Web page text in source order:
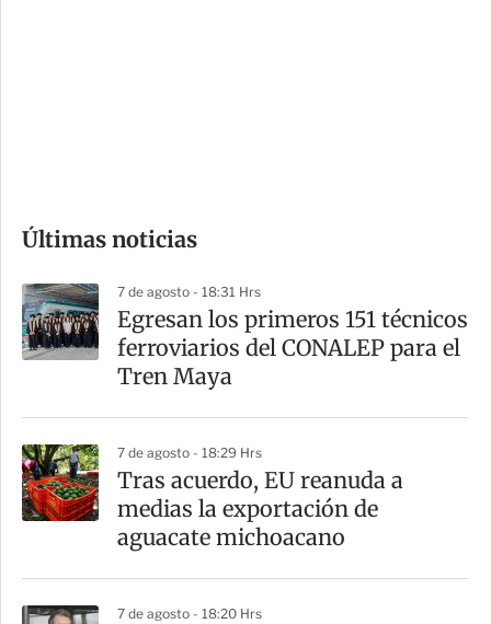
m
a
r
t
Últimas noticias
7 de agosto - 18:31 Hrs
Egresan los primeros 151 técnicos
ferroviarios del CONALEP para el
Tren Maya
7 de agosto - 18:29 Hrs
Tras acuerdo, EU reanuda a
medias la exportación de
aguacate michoacano
7 de agosto - 18:20 Hrs